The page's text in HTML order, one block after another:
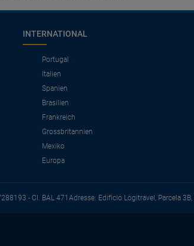
INTERNATIONAL
Portugal
Italien
Spanien
Brasilien
Frankreich
Grossbritannien
Mexiko
Europa
- CI. BAL 471 Adresse: Edificio Logitravel, Parcela